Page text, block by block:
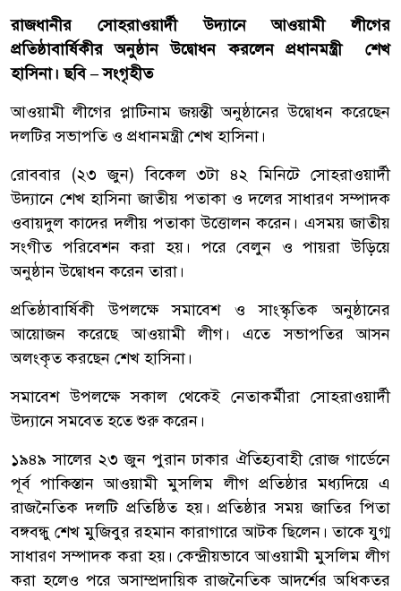
রাজধানীর সোহরাওয়ার্দী উদ্যানে আওয়ামী লীগের
প্রতিষ্ঠাবার্ষিকীর অনুষ্ঠান উদ্বোধন করলেন প্রধানমন্ত্রী শেখ
হাসিনা। ছবি – সংগৃহীত
আওয়ামী লীগের প্লাটিনাম জয়ন্তী অনুষ্ঠানের উদ্বোধন করেছেন
দলটির সভাপতি ও প্রধানমন্ত্রী শেখ হাসিনা।
রোববার (২৩ জুন) বিকেল ৩টা ৪২ মিনিটে সোহরাওয়ার্দী
উদ্যানে শেখ হাসিনা জাতীয় পতাকা ও দলের সাধারণ সম্পাদক
ওবায়দুল কাদের দলীয় পতাকা উত্তোলন করেন। এসময় জাতীয়
সংগীত পরিবেশন করা হয়। পরে বেলুন ও পায়রা উড়িয়ে
অনুষ্ঠান উদ্বোধন করেন তারা।
প্রতিষ্ঠাবার্ষিকী উপলক্ষে সমাবেশ ও সাংস্কৃতিক অনুষ্ঠানের
আয়োজন করেছে আওয়ামী লীগ। এতে সভাপতির আসন
অলংকৃত করছেন শেখ হাসিনা।
সমাবেশ উপলক্ষে সকাল থেকেই নেতাকর্মীরা সোহরাওয়ার্দী
উদ্যানে সমবেত হতে শুরু করেন।
১৯৪৯ সালের ২৩ জুন পুরান ঢাকার ঐতিহ্যবাহী রোজ গার্ডেনে
পূর্ব পাকিস্তান আওয়ামী মুসলিম লীগ প্রতিষ্ঠার মধ্যদিয়ে এ
রাজনৈতিক দলটি প্রতিষ্ঠিত হয়। প্রতিষ্ঠার সময় জাতির পিতা
বঙ্গবন্ধু শেখ মুজিবুর রহমান কারাগারে আটক ছিলেন। তাকে যুগ্ম
সাধারণ সম্পাদক করা হয়। কেন্দ্রীয়ভাবে আওয়ামী মুসলিম লীগ
করা হলেও পরে অসাম্প্রদায়িক রাজনৈতিক আদর্শের অধিকতর